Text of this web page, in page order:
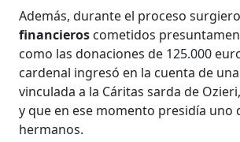
Además, durante el proceso
financieros cometidos
como las donaciones de 125.000
cardenal ingresó en la cuenta de
vinculada a la Cáritas sarda de
y que en ese momento presidía uno
hermanos.